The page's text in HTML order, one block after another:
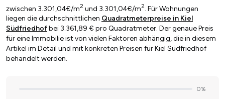
zwischen 3.301,04€/m2 und 3.301,04€/m2. Für Wohnungen
liegen die durchschnittlichen Quadratmeterpreise in Kiel
Südfriedhofbei 3.361,89 € pro Quadratmeter. Der genaue Preis
für eine Immobilie ist von vielen Faktoren abhängig, die in diesem
Artikel im Detail und mit konkreten Preisen für Kiel Südfriedhof
behandelt werden.